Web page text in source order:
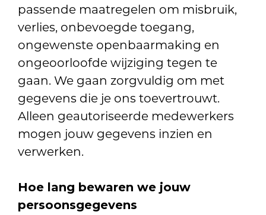
passende maatregelen om misbruik,
verlies, onbevoegde toegang,
ongewenste openbaarmaking en
ongeoorloofde wijziging tegen te
gaan. We gaan zorgvuldig om met
gegevens die je ons toevertrouwt.
Alleen geautoriseerde medewerkers
mogen jouw gegevens inzien en
verwerken.
Hoe lang bewaren we jouw
persoonsgegevens